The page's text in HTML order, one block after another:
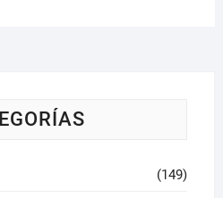
de
(149)